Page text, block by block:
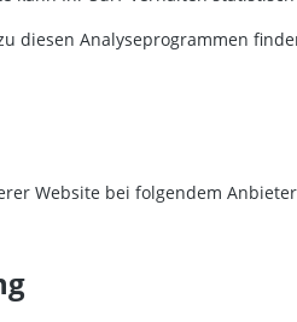
diesen Analyseprogrammen
Website bei folgendem